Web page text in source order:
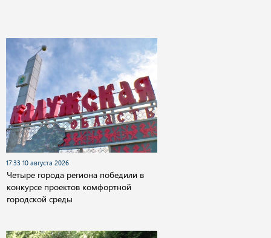
17:33 10 августа 2026
Четыре города региона победили в
конкурсе проектов комфортной
городской среды